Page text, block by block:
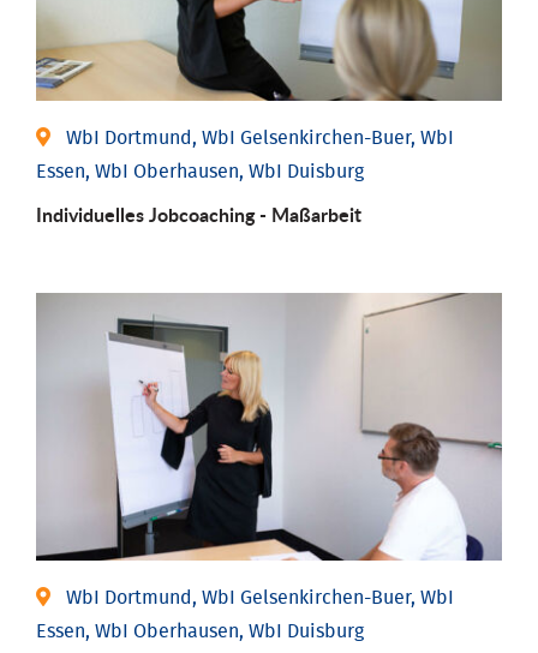
WbI Dortmund, WbI Gelsenkirchen-Buer, WbI
Essen, WbI Oberhausen, WbI Duisburg
Individu­elles Job­coaching - Maßarbeit
WbI Dortmund, WbI Gelsenkirchen-Buer, WbI
Essen, WbI Oberhausen, WbI Duisburg